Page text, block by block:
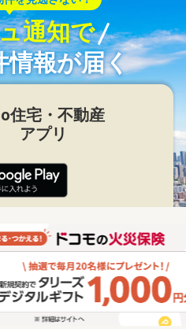
通知で
情報が届く
住宅・不動産
アプリ